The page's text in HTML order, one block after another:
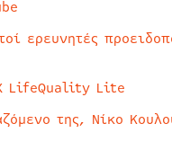
ερευνητές
LifeQuality Lite
της, Νίκο